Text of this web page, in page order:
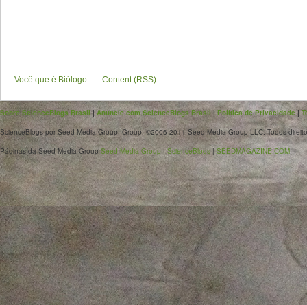
Você que é Biólogo… - Content (RSS)
Sobre ScienceBlogs Brasil|Anuncie com ScienceBlogs Brasil| Política de Privacidade|
ScienceBlogs por Seed Media Group. Group. ©2006-2011 Seed Media Group LLC. Todos
Páginas da Seed Media GroupSeed Media Group |ScienceBlogs |SEEDMAGAZINE.COM